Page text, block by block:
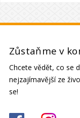
Zůstaňme v
Chcete vědět, co se
nejzajímavější ze
se!